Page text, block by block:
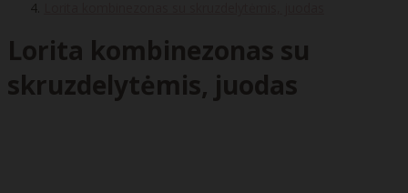
Lorita kombinezonas su
skruzdelytėmis, juodas